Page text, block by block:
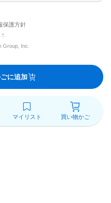
保護方針
Group, Inc.
に追加
マイリスト 買い物かご